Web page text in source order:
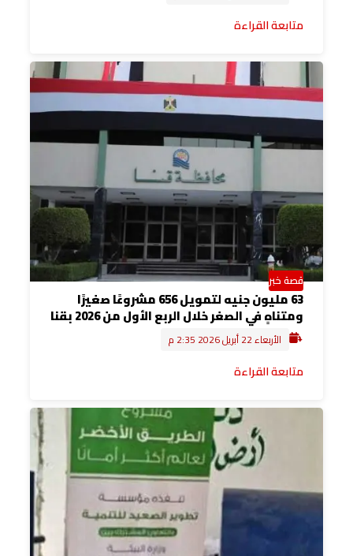
متابعة القراءة
قصة خبر
63 مليون جنيه لتمويل 656 مشروعًا صغيرًا
ومتناهٍ في الصغر خلال الربع الأول من 2026 بقنا
الأربعاء 22 أبريل 2026 2:35 م
متابعة القراءة